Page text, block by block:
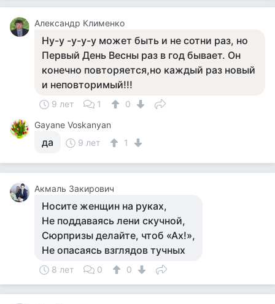
Александр Клименко
Ну-у -у-у-у может быть и не сотни раз, но
Первый День Весны раз в год бывает. Он
конечно повторяется,но каждый раз новый
и неповторимый!!!
9 лет 1
0
Gayane Voskanyan
да 9 лет 1
Акмаль Закирович
Носите женщин на руках,
Не поддаваясь лени скучной,
Сюрпризы делайте, чтоб «Ах!»,
Не опасаясь взглядов тучных
8 лет 0 0